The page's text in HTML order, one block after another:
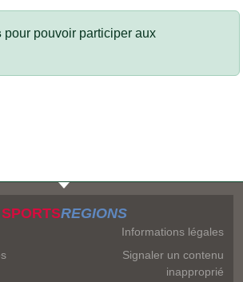
pour pouvoir participer aux
SPORTSREGIONS
Informations légales
Signaler un contenu
inapproprié